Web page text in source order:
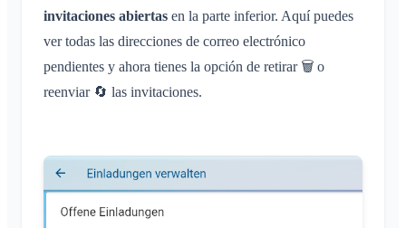
Área privada
Abandonar un Klubraum
Cerrar sesión
Cambiar el nombre
Permisos de acceso de la app
Cerrar la cuenta
Permisos
Administradores adicionales
Invitar a miembros
Eliminar miembros
Administrador del área
invitaciones abiertas en la parte inferior. Aquí puedes
ver todas las direcciones de correo electrónico
pendientes y ahora tienes la opción de retirar 🗑️ o
reenviar 🔄 las invitaciones.